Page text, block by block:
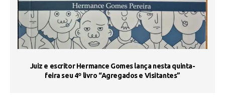
Juiz e escritor Hermance Gomes lança nesta quinta-
feira seu 4º livro “Agregados e Visitantes”